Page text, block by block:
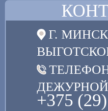
Г.
+375